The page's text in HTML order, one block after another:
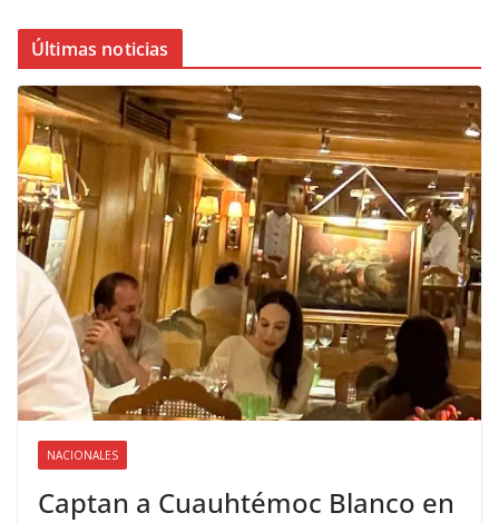
Últimas noticias
NACIONALES
Captan a Cuauhtémoc Blanco en